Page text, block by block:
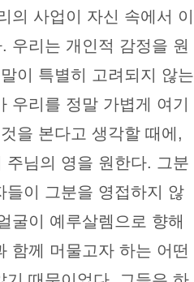
의 사업이 자신 속에서 이
우리는 개인적 감정을 원
이 특별히 고려되지 않는
우리를 정말 가볍게 여기
을 본다고 생각할 때에,
주님의 영을 원한다. 그분
들이 그분을 영접하지 않
굴이 예루살렘으로 향해
함께 머물고자 하는 어떤